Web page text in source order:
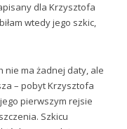
dla Krzysztofa
wtedy jego szkic,
nie ma żadnej daty, ale
– pobyt Krzysztofa
pierwszym rejsie
Szkicu